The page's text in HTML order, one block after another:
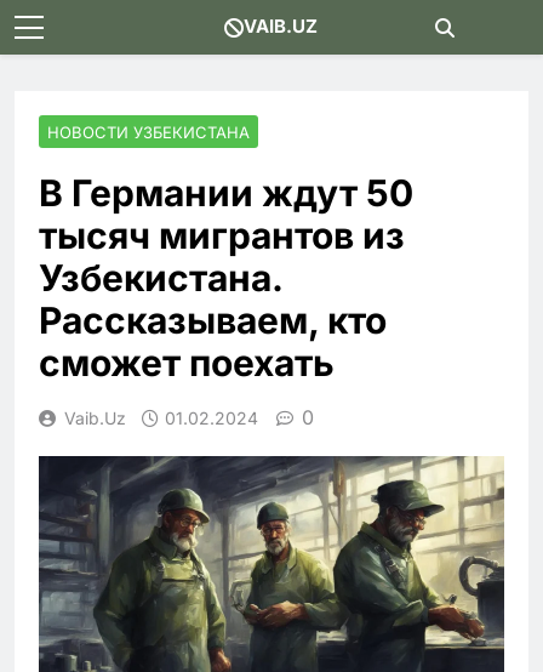
Skip
to
VAIB.UZ
НОВОСТИ УЗБЕКИСТАНА
В Германии ждут 50
тысяч мигрантов из
Узбекистана.
Рассказываем, кто
сможет поехать
Vaib.uz 01.02.2024 0